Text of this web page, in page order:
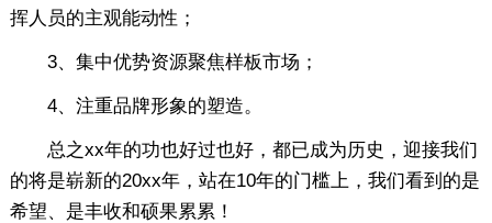
挥人员的主观能动性；
3、集中优势资源聚焦样板市场；
4、注重品牌形象的塑造。
总之xx年的功也好过也好，都已成为历史，迎接我们
的将是崭新的20xx年，站在10年的门槛上，我们看到的是
希望、是丰收和硕果累累！